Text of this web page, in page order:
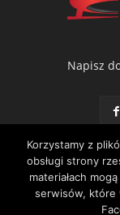
Napisz
Kontakt
Korzystamy z
obsługi strony
materiałach
serwisów, które